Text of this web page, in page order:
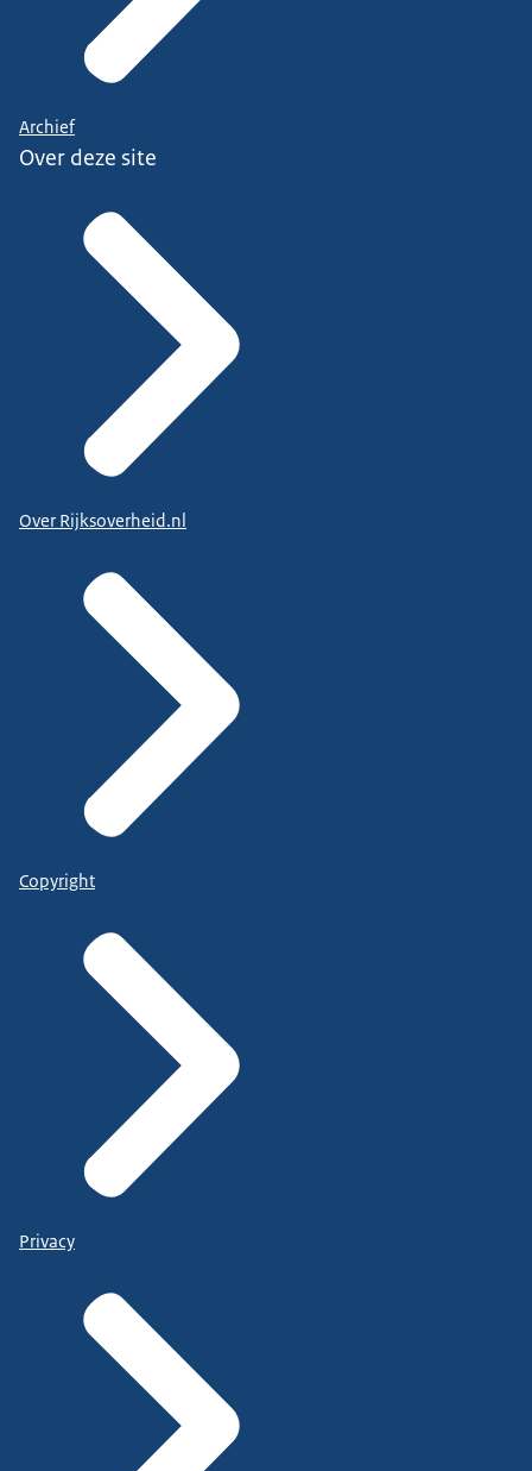
Archief
Over deze site
Over Rijksoverheid.nl
Copyright
Privacy